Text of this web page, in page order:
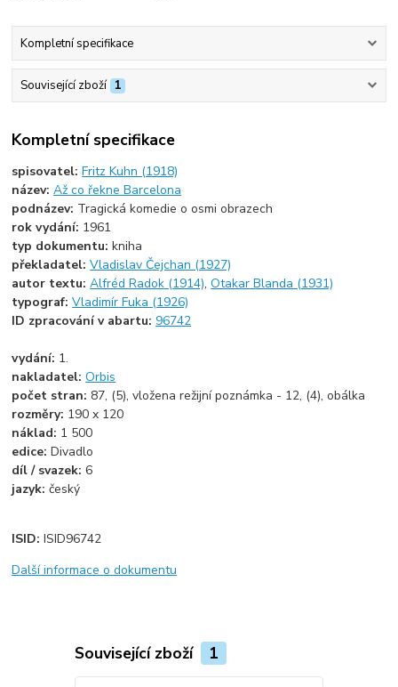
Kompletní specifikace
Související zboží 1
Kompletní specifikace
spisovatel:Fritz Kuhn (1918)
název:Až co řekne Barcelona
podnázev: Tragická komedie o osmi obrazech
rok vydání: 1961
typ dokumentu:kniha
překladatel:Vladislav Čejchan (1927)
autor textu:Alfréd Radok (1914),Otakar Blanda (1931)
typograf:Vladimír Fuka (1926)
ID zpracování v abartu: 96742
vydání: 1.
nakladatel:Orbis
počet stran: 87, (5), vložena režijní poznámka - 12, (4), obálka
rozměry: 190 x 120
náklad: 1 500
edice:Divadlo
díl / svazek:6
jazyk:český
ISID:ISID96742
Další informace o dokumentu
Související zboží 1